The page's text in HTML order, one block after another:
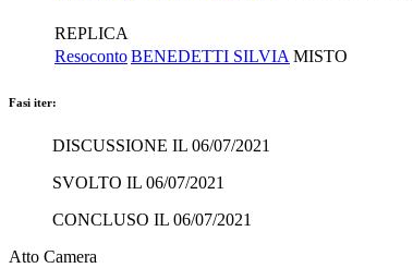
REPLICA
ResocontoBENEDETTI SILVIA MISTO
Fasi iter:
DISCUSSIONE IL 06/07/2021
SVOLTO IL 06/07/2021
CONCLUSO IL 06/07/2021
Atto Camera